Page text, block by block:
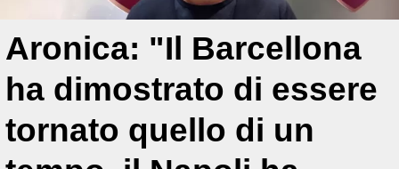
Aronica: "Il Barcellona
ha dimostrato di essere
tornato quello di un